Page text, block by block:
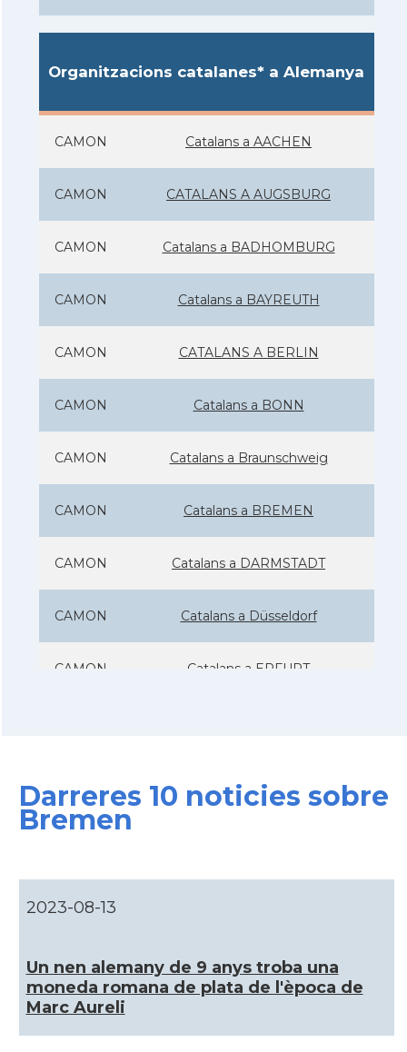
Organitzacions catalanes* a Alemanya
CAMON Catalans a AACHEN
CAMON CATALANS A AUGSBURG
CAMON Catalans a BADHOMBURG
CAMON Catalans a BAYREUTH
CAMON CATALANS A BERLIN
CAMON Catalans a BONN
CAMON Catalans a Braunschweig
CAMON Catalans a BREMEN
CAMON Catalans a DARMSTADT
CAMON Catalans a Düsseldorf
CAMON Catalans a ERFURT
CAMON
CAMON Catalans a Hamburg
CAMON Catalans a HEILBRONN
CAMON Catalans a Ingolstadt
Darreres 10 noticies sobre
Bremen
2023-08-13
Un nen alemany de 9 anys troba una
moneda romana de plata de l'època de
Marc Aureli